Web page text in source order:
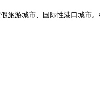
城市、国际性港口城市。